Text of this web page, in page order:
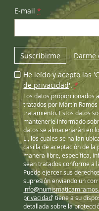
E-mail *
Suscribirme Darme
He leído y acepto las '
de privacidad'.*
Los datos proporcionados
tratados por Martín
tratamiento. Estos datos
mantenerle informado
datos se almacenarán en
L., los cuales se hallan
casilla de aceptación de la
manera libre, específica,
sean tratados conforme a
Puede ejercer sus
supresión enviando un
privacidad' tiene a su
detallada sobre la